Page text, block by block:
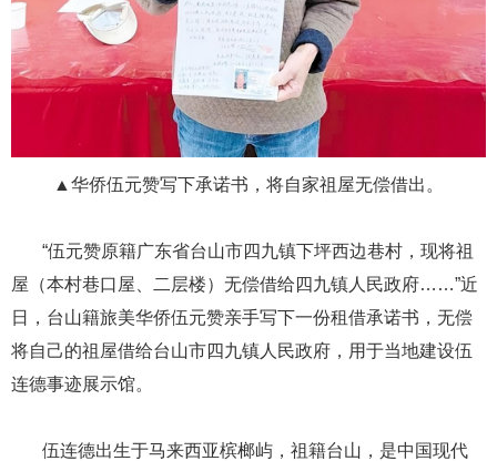
▲华侨伍元赞写下承诺书，将自家祖屋无偿借出。
​​​​​​​​​​​​​​​​​​​​​ ​​​​​​​“伍元赞原籍广东省台山市四九镇下坪西边巷村，现将祖
屋（本村巷口屋、二层楼）无偿借给四九镇人民政府……”近
日，台山籍旅美华侨伍元赞亲手写下一份租借承诺书，无偿
将自己的祖屋借给台山市四九镇人民政府，用于当地建设伍
连德事迹展示馆。
​​​​​​​ ​​​​​​​伍连德出生于马来西亚槟榔屿，祖籍台山，是中国现代